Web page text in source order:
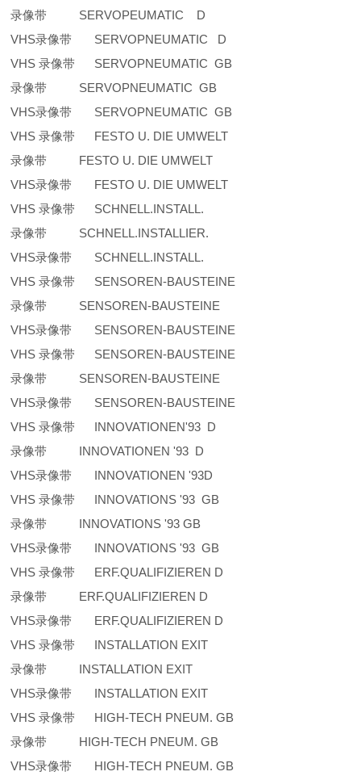
录像带 SERVOPEUMATIC D
VHS录像带 SERVOPNEUMATIC D
VHS 录像带 SERVOPNEUMATIC GB
录像带 SERVOPNEUMATIC GB
VHS录像带 SERVOPNEUMATIC GB
VHS 录像带 FESTO U. DIE UMWELT
录像带 FESTO U. DIE UMWELT
VHS录像带 FESTO U. DIE UMWELT
VHS 录像带 SCHNELL.INSTALL.
录像带 SCHNELL.INSTALLIER.
VHS录像带 SCHNELL.INSTALL.
VHS 录像带 SENSOREN-BAUSTEINE
录像带 SENSOREN-BAUSTEINE
VHS录像带 SENSOREN-BAUSTEINE
VHS 录像带 SENSOREN-BAUSTEINE
录像带 SENSOREN-BAUSTEINE
VHS录像带 SENSOREN-BAUSTEINE
VHS 录像带 INNOVATIONEN'93 D
录像带 INNOVATIONEN '93 D
VHS录像带 INNOVATIONEN '93D
VHS 录像带 INNOVATIONS '93 GB
录像带 INNOVATIONS '93 GB
VHS录像带 INNOVATIONS '93 GB
VHS 录像带 ERF.QUALIFIZIEREN D
录像带 ERF.QUALIFIZIEREN D
VHS录像带 ERF.QUALIFIZIEREN D
VHS 录像带 INSTALLATION EXIT
录像带 INSTALLATION EXIT
VHS录像带 INSTALLATION EXIT
VHS 录像带 HIGH-TECH PNEUM. GB
录像带 HIGH-TECH PNEUM. GB
VHS录像带 HIGH-TECH PNEUM. GB